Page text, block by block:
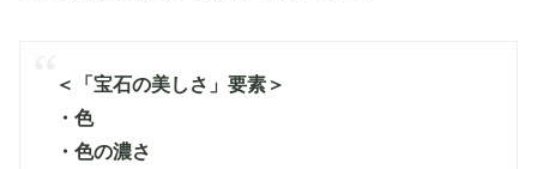
＜「宝石の美しさ」要素＞
・色
・色の濃さ